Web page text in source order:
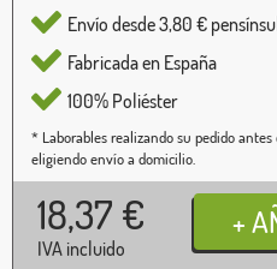
Envío desde 3,80 €
Fabricada en España
100% Poliéster
* Laborables realizando su pedido
eligiendo envío a domicilio.
18,37 €
IVA incluido